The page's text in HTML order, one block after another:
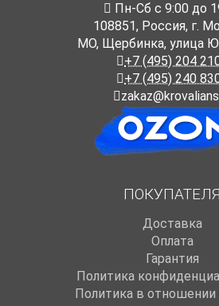
Пн-Cб с 9:00 до
108851, Россия, г.
МО, Щербинка, улица
+7 (495) 204
+7 (495) 240
Доставка
Оплата
Гарантия
Политика
Политика в отношении